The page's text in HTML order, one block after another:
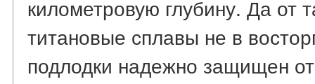
километровую глубину. Да от
титановые сплавы не в
подлодки надежно защищен